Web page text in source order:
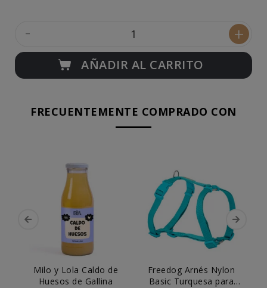
- +
AÑADIR AL CARRITO
FRECUENTEMENTE COMPRADO CON
Milo y Lola Caldo de
Huesos de Gallina
Freedog Arnés Nylon
Basic Turquesa para